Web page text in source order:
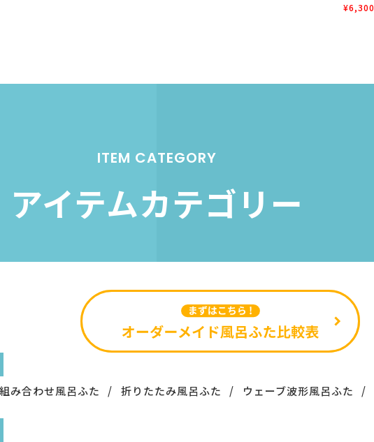
¥6,300
ITEM CATEGORY
アイテムカテゴリー
組み合わせ風呂ふた 折りたたみ風呂ふた ウェーブ波形風呂ふた